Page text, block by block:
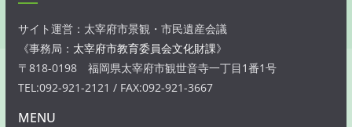
サイト運営：太宰府市景観・市民遺産会議
《事務局： 太宰府市教育委員会文化財課》
〒818-0198 福岡県太宰府市観世音寺一丁目1番1号
TEL:092-921-2121 / FAX:092-921-3667
MENU